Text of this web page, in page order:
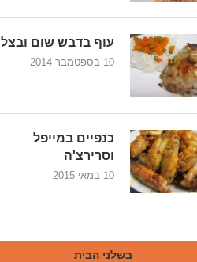
עוף בדבש שום ובצל
10 בספטמבר 2014
כנפיים במייפל
וסרירצ'ה
10 במאי 2015
בשלני הבית